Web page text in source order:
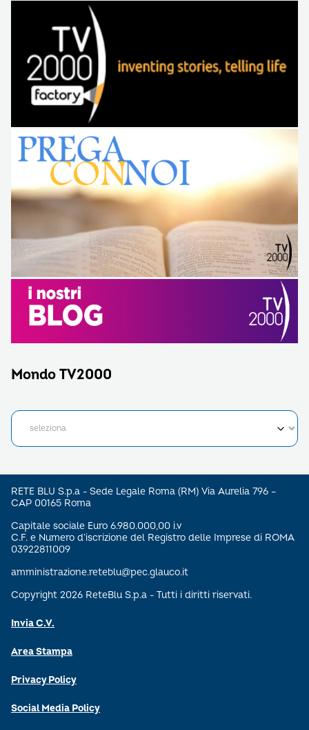
Mondo TV2000
RETE BLU S.p.a - Sede Legale Roma (RM) Via Aurelia 796 –
CAP 00165 Roma
Capitale sociale Euro 6.980.000,00 i.v
C.F. e Numero d’iscrizione del Registro delle Imprese di ROMA
03922811009
amministrazione.reteblu@pec.glauco.it
Copyright 2026 ReteBlu S.p.a - Tutti i diritti riservati.
Invia C.V.
Area Stampa
Privacy Policy
Social Media Policy